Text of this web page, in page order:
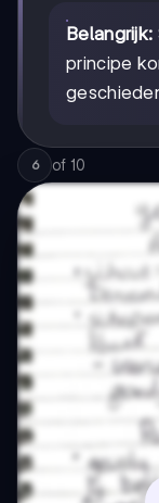
Belangrijk:
principe
6 of 10